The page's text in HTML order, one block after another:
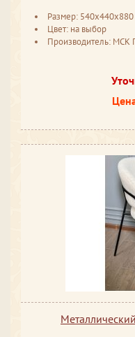
Размер: 540x440x880
Цвет: на выбор
Производитель: МСК